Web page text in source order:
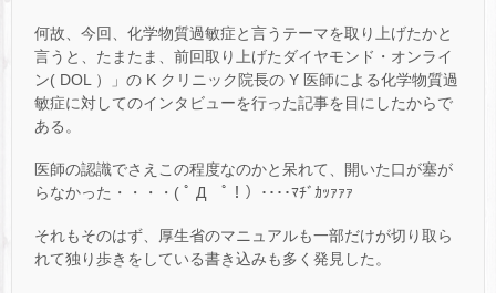
何故、今回、化学物質過敏症と言うテーマを取り上げたかと
言うと、たまたま、前回取り上げたダイヤモンド・オンライ
ン( DOL ）」の K クリニック院長の Y 医師による化学物質過
敏症に対してのインタビューを行った記事を目にしたからで
ある。
医師の認識でさえこの程度なのかと呆れて、開いた口が塞が
らなかった・・・・( ﾟ Д ﾟ！）････ﾏﾁﾞｶｯｧｧｧ
それもそのはず、厚生省のマニュアルも一部だけが切り取ら
れて独り歩きをしている書き込みも多く発見した。